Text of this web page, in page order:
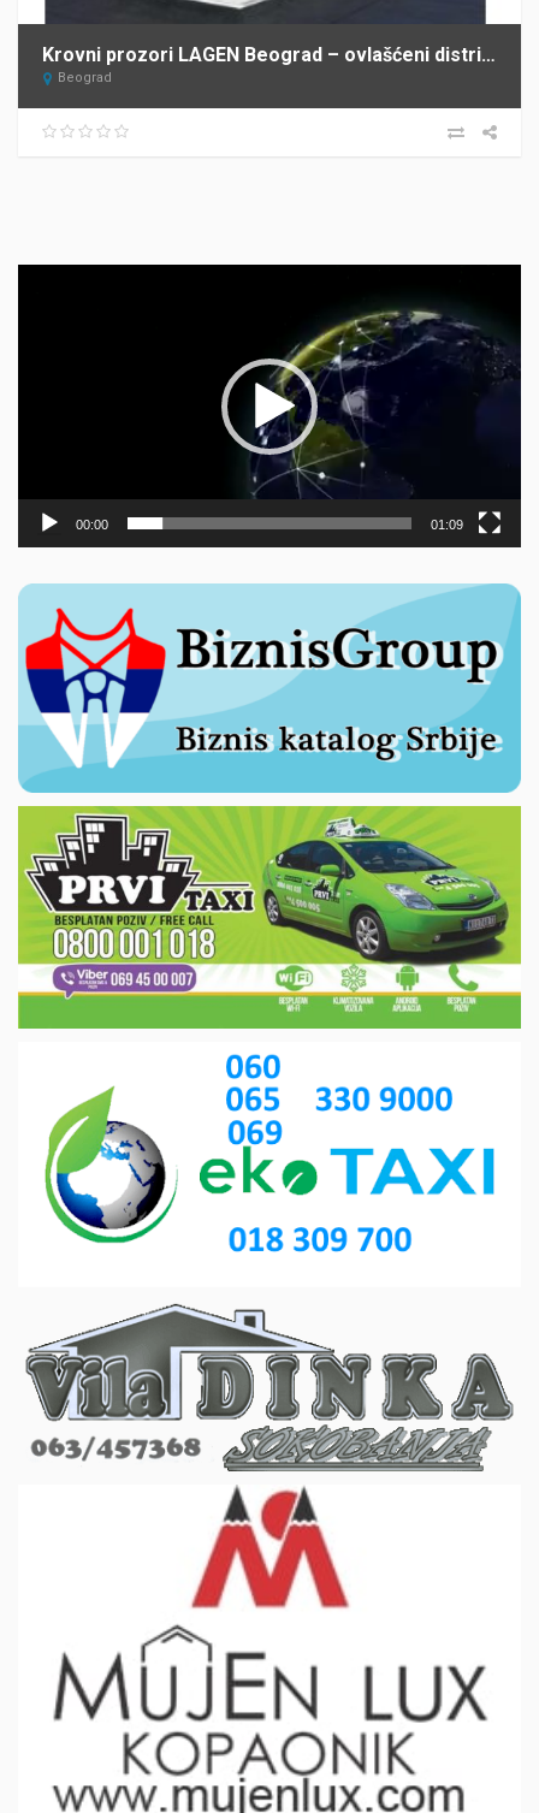
Krovni prozori LAGEN Beograd – ovlašćeni distributer FAKRO za Srbiju
Beograd
00:00 01:09